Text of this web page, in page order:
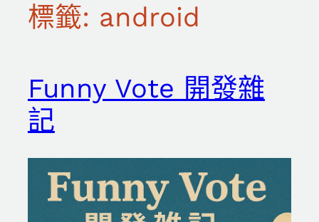
標籤: android
Funny Vote 開發雜
記